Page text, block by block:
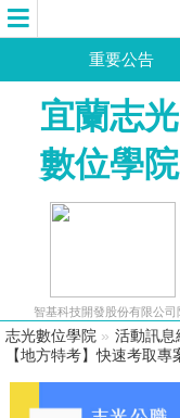
重要公告
宜蘭志光
數位學院
智基科技開發股份有限公
志光數位學院 » 活動訊息
【地方特考】快速考取